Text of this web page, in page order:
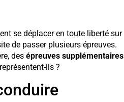
se déplacer en toute liberté sur
de passer plusieurs épreuves.
des épreuves supplémentaires
ils ?